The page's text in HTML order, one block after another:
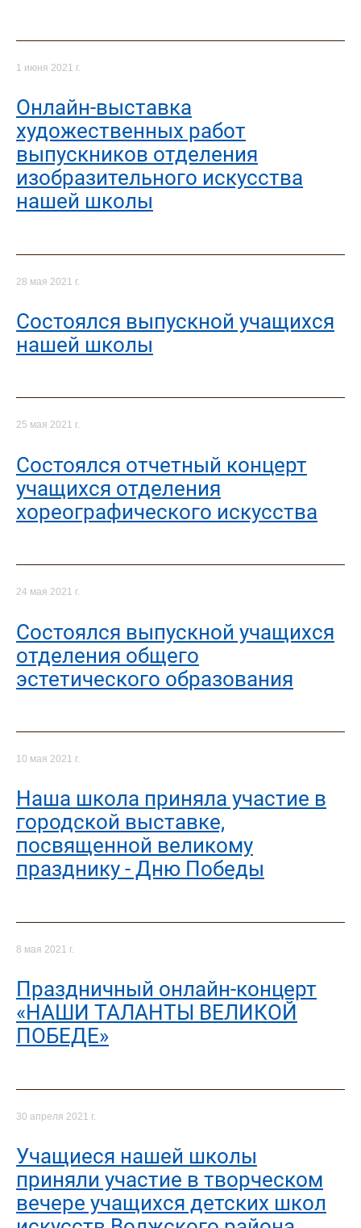
1 июня 2021 г.
Онлайн-выставка
художественных работ
выпускников отделения
изобразительного искусства
нашей школы
28 мая 2021 г.
Состоялся выпускной учащихся
нашей школы
25 мая 2021 г.
Состоялся отчетный концерт
учащихся отделения
хореографического искусства
24 мая 2021 г.
Состоялся выпускной учащихся
отделения общего
эстетического образования
10 мая 2021 г.
Наша школа приняла участие в
городской выставке,
посвященной великому
празднику - Дню Победы
8 мая 2021 г.
Праздничный онлайн-концерт
«НАШИ ТАЛАНТЫ ВЕЛИКОЙ
ПОБЕДЕ»
30 апреля 2021 г.
Учащиеся нашей школы
приняли участие в творческом
вечере учащихся детских школ